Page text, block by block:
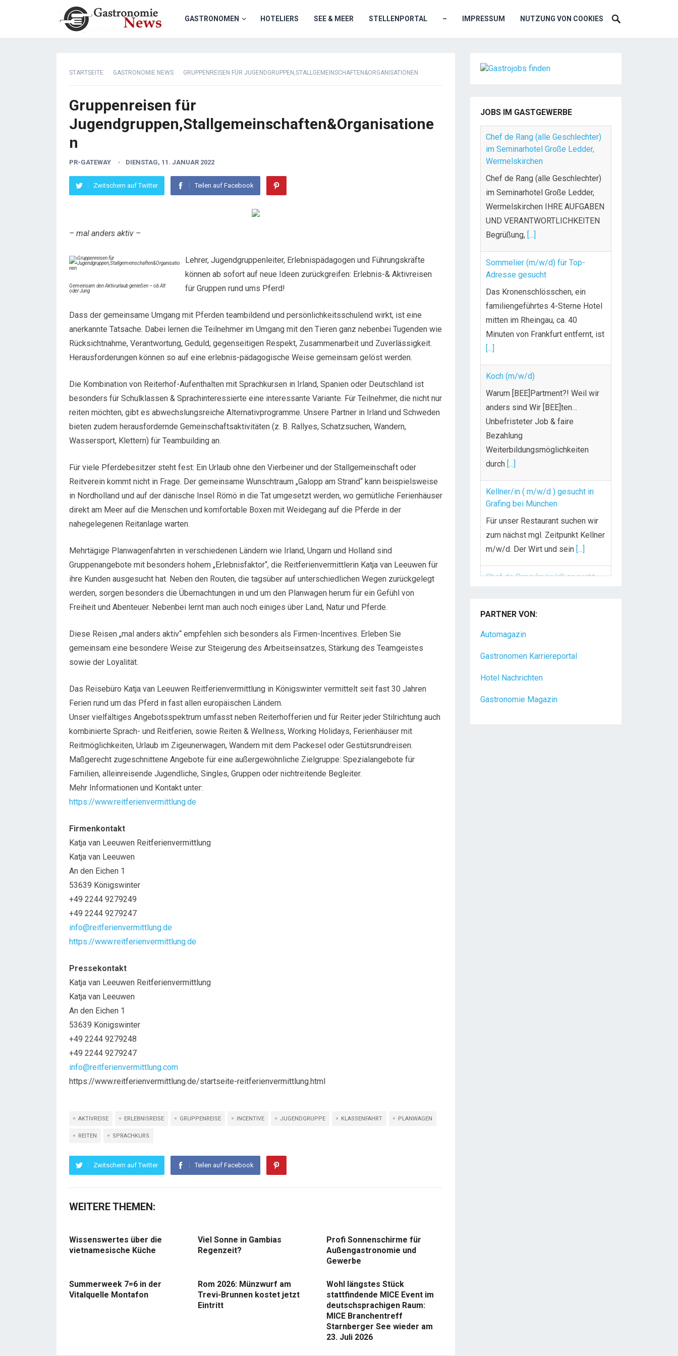
GASTRONOMEN HOTELIERS SEE & MEER STELLENPORTAL – IMPRESSUM NUTZUNG VON COOKIES
STARTSEITE GASTRONOMIE NEWS GRUPPENREISEN FÜR JUGENDGRUPPEN,STALLGEMEINSCHAFTEN&ORGANISATIONEN
Gruppenreisen für
Jugendgruppen,Stallgemeinschaften&Organisatione
n
PR-GATEWAY DIENSTAG, 11. JANUAR 2022
Zwitschern auf Twitter Teilen auf Facebook
– mal anders aktiv –
Gemeinsam den Aktivurlaub genießen – ob Alt
oder Jung
Lehrer, Jugendgruppenleiter, Erlebnispädagogen und Führungskräfte
können ab sofort auf neue Ideen zurückgreifen: Erlebnis-& Aktivreisen
für Gruppen rund ums Pferd!
Dass der gemeinsame Umgang mit Pferden teambildend und persönlichkeitsschulend wirkt, ist eine
anerkannte Tatsache. Dabei lernen die Teilnehmer im Umgang mit den Tieren ganz nebenbei Tugenden wie
Rücksichtnahme, Verantwortung, Geduld, gegenseitigen Respekt, Zusammenarbeit und Zuverlässigkeit.
Herausforderungen können so auf eine erlebnis-pädagogische Weise gemeinsam gelöst werden.
Die Kombination von Reiterhof-Aufenthalten mit Sprachkursen in Irland, Spanien oder Deutschland ist
besonders für Schulklassen & Sprachinteressierte eine interessante Variante. Für Teilnehmer, die nicht nur
reiten möchten, gibt es abwechslungsreiche Alternativprogramme. Unsere Partner in Irland und Schweden
bieten zudem herausfordernde Gemeinschaftsaktivitäten (z. B. Rallyes, Schatzsuchen, Wandern,
Wassersport, Klettern) für Teambuilding an.
Für viele Pferdebesitzer steht fest: Ein Urlaub ohne den Vierbeiner und der Stallgemeinschaft oder
Reitverein kommt nicht in Frage. Der gemeinsame Wunschtraum „Galopp am Strand“ kann beispielsweise
in Nordholland und auf der dänische Insel Römö in die Tat umgesetzt werden, wo gemütliche Ferienhäuser
direkt am Meer auf die Menschen und komfortable Boxen mit Weidegang auf die Pferde in der
nahegelegenen Reitanlage warten.
Mehrtägige Planwagenfahrten in verschiedenen Ländern wie Irland, Ungarn und Holland sind
Gruppenangebote mit besonders hohem „Erlebnisfaktor“, die Reitferienvermittlerin Katja van Leeuwen für
ihre Kunden ausgesucht hat. Neben den Routen, die tagsüber auf unterschiedlichen Wegen zurückgelegt
werden, sorgen besonders die Übernachtungen in und um den Planwagen herum für ein Gefühl von
Freiheit und Abenteuer. Nebenbei lernt man auch noch einiges über Land, Natur und Pferde.
Diese Reisen „mal anders aktiv“ empfehlen sich besonders als Firmen-Incentives. Erleben Sie
gemeinsam eine besondere Weise zur Steigerung des Arbeitseinsatzes, Stärkung des Teamgeistes
sowie der Loyalität.
Das Reisebüro Katja van Leeuwen Reitferienvermittlung in Königswinter vermittelt seit fast 30 Jahren
Ferien rund um das Pferd in fast allen europäischen Ländern.
Unser vielfältiges Angebotsspektrum umfasst neben Reiterhofferien und für Reiter jeder Stilrichtung auch
kombinierte Sprach- und Reitferien, sowie Reiten & Wellness, Working Holidays, Ferienhäuser mit
Reitmöglichkeiten, Urlaub im Zigeunerwagen, Wandern mit dem Packesel oder Gestütsrundreisen.
Maßgerecht zugeschnittene Angebote für eine außergewöhnliche Zielgruppe: Spezialangebote für
Familien, alleinreisende Jugendliche, Singles, Gruppen oder nichtreitende Begleiter.
Mehr Informationen und Kontakt unter:
https://www.reitferienvermittlung.de
Firmenkontakt
Katja van Leeuwen Reitferienvermittlung
Katja van Leeuwen
An den Eichen 1
53639 Königswinter
+49 2244 9279249
+49 2244 9279247
info@reitferienvermittlung.de
https://www.reitferienvermittlung.de
Pressekontakt
Katja van Leeuwen Reitferienvermittlung
Katja van Leeuwen
An den Eichen 1
53639 Königswinter
+49 2244 9279248
+49 2244 9279247
info@reitferienvermittlung.com
https://www.reitferienvermittlung.de/startseite-reitferienvermittlung.html
AKTIVREISE ERLEBNISREISE GRUPPENREISE INCENTIVE JUGENDGRUPPE KLASSENFAHRT PLANWAGEN
REITEN SPRACHKURS
Zwitschern auf Twitter Teilen auf Facebook
WEITERE THEMEN:
Wissenswertes über die
vietnamesische Küche
Viel Sonne in Gambias
Regenzeit?
Profi Sonnenschirme für
Außengastronomie und
Gewerbe
Summerweek 7=6 in der
Vitalquelle Montafon
Rom 2026: Münzwurf am
Trevi-Brunnen kostet jetzt
Eintritt
Wohl längstes Stück
stattfindende MICE Event im
deutschsprachigen Raum:
MICE Branchentreff
Starnberger See wieder am
23. Juli 2026
JOBS IM GASTGEWERBE
Chef de Rang (alle Geschlechter)
im Seminarhotel Große Ledder,
Wermelskirchen
Chef de Rang (alle Geschlechter)
im Seminarhotel Große Ledder,
Wermelskirchen IHRE AUFGABEN
UND VERANTWORTLICHKEITEN
Begrüßung, [...]
Sommelier (m/w/d) für Top-
Adresse gesucht
Das Kronenschlösschen, ein
familiengeführtes 4-Sterne Hotel
mitten im Rheingau, ca. 40
Minuten von Frankfurt entfernt, ist
[...]
Koch (m/w/d)
Warum [BEE]Partment?! Weil wir
anders sind Wir [BEE]ten…
Unbefristeter Job & faire
Bezahlung
Weiterbildungsmöglichkeiten
durch [...]
Kellner/in ( m/w/d ) gesucht in
Grafing bei München
Für unser Restaurant suchen wir
zum nächst mgl. Zeitpunkt Kellner
m/w/d. Der Wirt und sein [...]
Chef de Rang (m/w/d) gesucht –
Urlaubsfeeling Chef de Rang
(m/w/d) Du bist Gastgeber aus